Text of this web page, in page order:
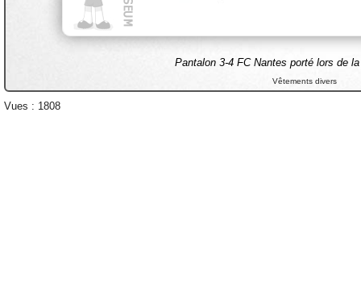
Pantalon 3-4 FC Nantes porté lors de
Vêtements divers
Vues : 1808